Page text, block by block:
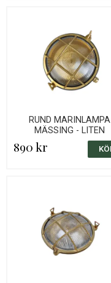
RUND MARINLAMPA
MÄSSING - LITEN
890 kr